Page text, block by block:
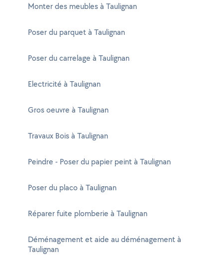
Monter des meubles à Taulignan
Poser du parquet à Taulignan
Poser du carrelage à Taulignan
Electricité à Taulignan
Gros oeuvre à Taulignan
Travaux Bois à Taulignan
Peindre - Poser du papier peint à Taulignan
Poser du placo à Taulignan
Réparer fuite plomberie à Taulignan
Déménagement et aide au déménagement à
Taulignan